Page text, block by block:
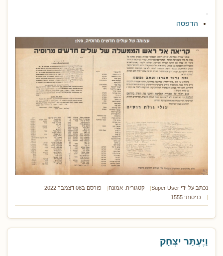
הדפסה
נכתב על ידי Super User קטגוריה: אמונה
פורסם ב08 דצמבר 2022
כניסות: 1555
וַיֶּעְתַּר יִצְחָק